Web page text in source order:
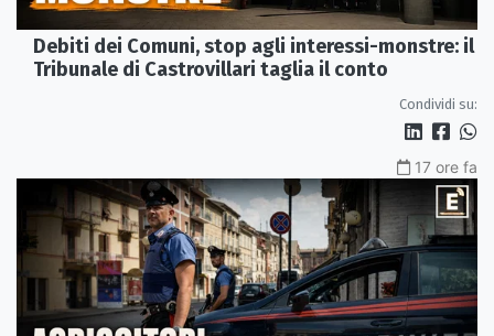
Debiti dei Comuni, stop agli interessi-monstre: il
Tribunale di Castrovillari taglia il conto
Condividi su:
17 ore fa